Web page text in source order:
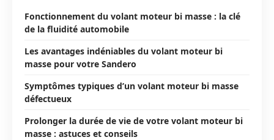
Fonctionnement du volant moteur bi masse : la clé
de la fluidité automobile
Les avantages indéniables du volant moteur bi
masse pour votre Sandero
Symptômes typiques d’un volant moteur bi masse
défectueux
Prolonger la durée de vie de votre volant moteur bi
masse : astuces et conseils